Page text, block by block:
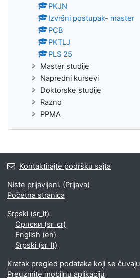
PKJN
Izvršni postupak- master
PCB
PKTLJ
PLS 25
Master studije
Napredni kursevi
Doktorske studije
Razno
PPMA
Kontaktirajte podršku sajta
Niste prijavljeni. (Prijava)
Početna stranica
Srpski ‎(sr_lt)‎
Српски ‎(sr_cr)‎
English ‎(en)‎
Srpski ‎(sr_lt)‎
Kratak pregled podataka koji se čuvaju
Preuzmite mobilnu aplikaciju